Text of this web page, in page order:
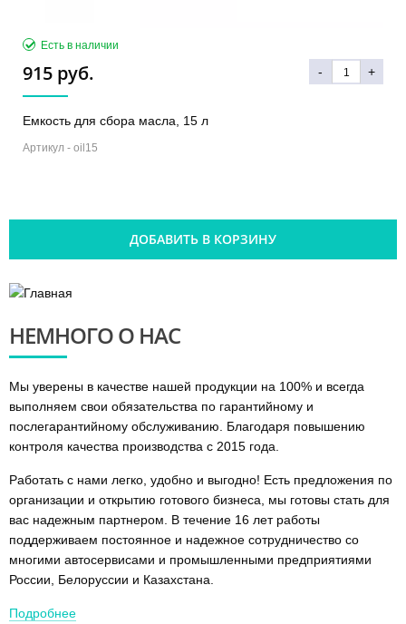
Есть в наличии
915 руб. - +
Емкость для сбора масла, 15 л
Артикул - oil15
ДОБАВИТЬ В КОРЗИНУ
НЕМНОГОО НАС
Мы уверены в качестве нашей продукции на 100% и всегда
выполняем свои обязательства по гарантийному и
послегарантийному обслуживанию. Благодаря повышению
контроля качества производства с 2015 года.
Работать с нами легко, удобно и выгодно! Есть предложения по
организации и открытию готового бизнеса, мы готовы стать для
вас надежным партнером. В течение 16 лет работы
поддерживаем постоянное и надежное сотрудничество со
многими автосервисами и промышленными предприятиями
России, Белоруссии и Казахстана.
Подробнее